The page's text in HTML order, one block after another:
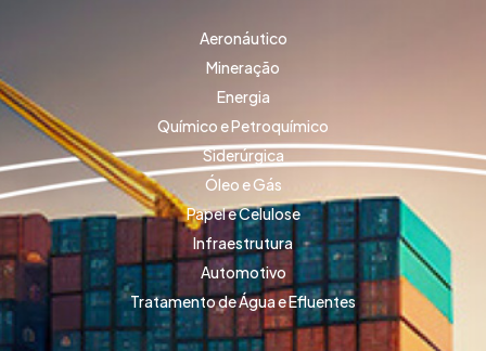
Aeronáutico
Mineração
Energia
Químico e Petroquímico
Siderúrgica
Óleo e Gás
Papel e Celulose
Infraestrutura
Automotivo
Tratamento de Água e Efluentes